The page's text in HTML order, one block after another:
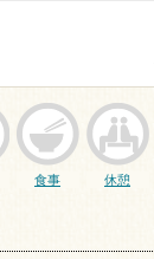
食事 休憩